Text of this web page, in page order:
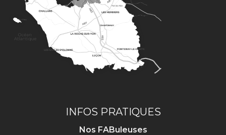
INFOS PRATIQUES
Nos FABuleuses